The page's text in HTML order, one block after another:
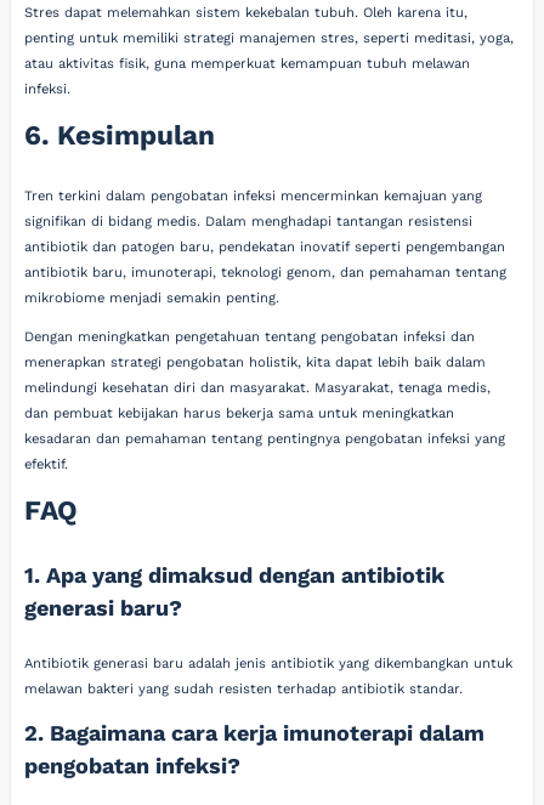
Stres dapat melemahkan sistem kekebalan tubuh. Oleh karena itu,
penting untuk memiliki strategi manajemen stres, seperti meditasi, yoga,
atau aktivitas fisik, guna memperkuat kemampuan tubuh melawan
infeksi.
6. Kesimpulan
Tren terkini dalam pengobatan infeksi mencerminkan kemajuan yang
signifikan di bidang medis. Dalam menghadapi tantangan resistensi
antibiotik dan patogen baru, pendekatan inovatif seperti pengembangan
antibiotik baru, imunoterapi, teknologi genom, dan pemahaman tentang
mikrobiome menjadi semakin penting.
Dengan meningkatkan pengetahuan tentang pengobatan infeksi dan
menerapkan strategi pengobatan holistik, kita dapat lebih baik dalam
melindungi kesehatan diri dan masyarakat. Masyarakat, tenaga medis,
dan pembuat kebijakan harus bekerja sama untuk meningkatkan
kesadaran dan pemahaman tentang pentingnya pengobatan infeksi yang
efektif.
FAQ
1. Apa yang dimaksud dengan antibiotik
generasi baru?
Antibiotik generasi baru adalah jenis antibiotik yang dikembangkan untuk
melawan bakteri yang sudah resisten terhadap antibiotik standar.
2. Bagaimana cara kerja imunoterapi dalam
pengobatan infeksi?